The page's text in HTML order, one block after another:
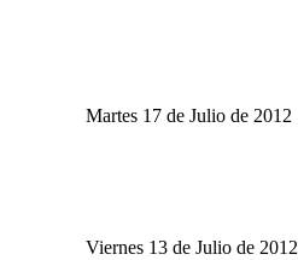
Martes 17 de Julio de 2012
Viernes 13 de Julio de 2012